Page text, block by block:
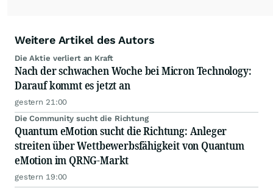
Weitere Artikel des Autors
Die Aktie verliert an Kraft
Nach der schwachen Woche bei Micron Technology:
Darauf kommt es jetzt an
gestern 21:00
Die Community sucht die Richtung
Quantum eMotion sucht die Richtung: Anleger
streiten über Wettbewerbsfähigkeit von Quantum
eMotion im QRNG-Markt
gestern 19:00